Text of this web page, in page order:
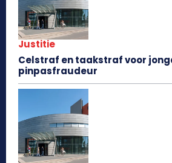
Justitie
Celstraf en taakstraf voor
pinpasfraudeur